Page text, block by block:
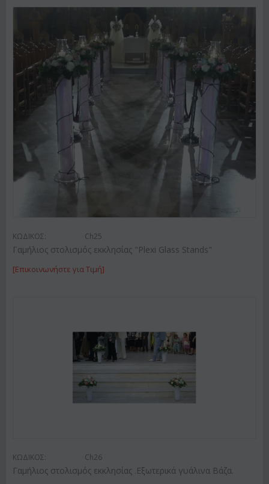
ΚΩΔΙΚΟΣ: Ch25
Γαμήλιος στολισμός εκκλησίας "Plexi Glass Stands"
[Επικοινωνήστε για Τιμή]
ΚΩΔΙΚΟΣ: Ch26
Γαμήλιος στολισμός εκκλησίας .Εξωτερικά γυάλινα Βάζα.